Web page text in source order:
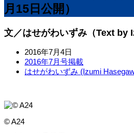
月15日公開）
文／はせがわいずみ（Text by
2016年7月4日
2016年7月号掲載
はせがわいずみ (Izumi
© A24